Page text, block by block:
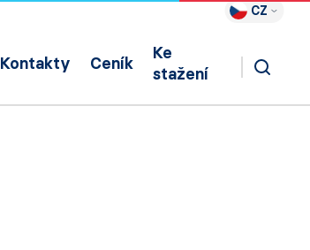
CZ
Kontakty Ceník
Ke
stažení